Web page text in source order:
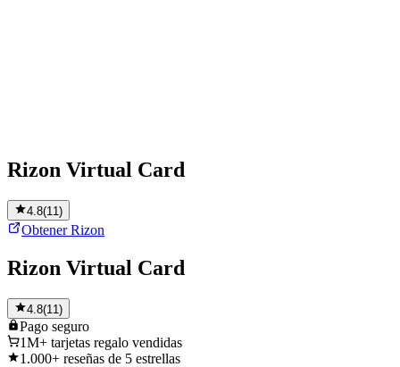
Rizon Virtual Card
4.8(11 )
Obtener Rizon
Rizon Virtual Card
4.8(11)
Pago seguro
1M+ tarjetas regalo vendidas
1.000+ reseñas de 5 estrellas